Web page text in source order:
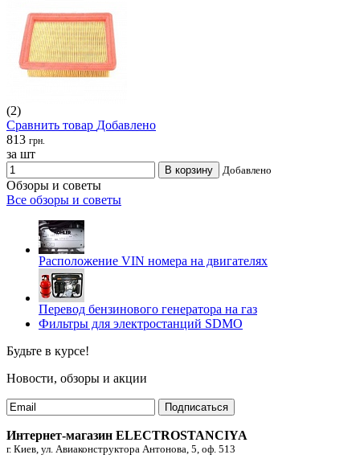
(2)
Сравнить товар Добавлено
813 грн.
за шт
В корзину Добавлено
Обзоры и советы
Все обзоры и советы
Расположение VIN номера на двигателях
Перевод бензинового генератора на газ
Фильтры для электростанций SDMO
Будьте в курсе!
Новости, обзоры и акции
Подписаться
Интернет-магазин ELECTROSTANCIYA
г. Киев, ул. Авиаконструктора Антонова, 5, оф. 513